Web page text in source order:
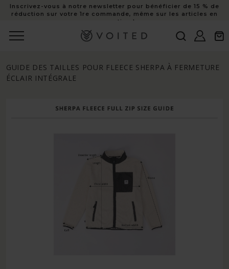
Inscrivez-vous à notre newsletter pour bénéficier de 15 % de
réduction sur votre 1re commande, même sur les articles en
promotion !
Connexion
GUIDE DES TAILLES POUR FLEECE SHERPA À FERMETURE
ÉCLAIR INTÉGRALE